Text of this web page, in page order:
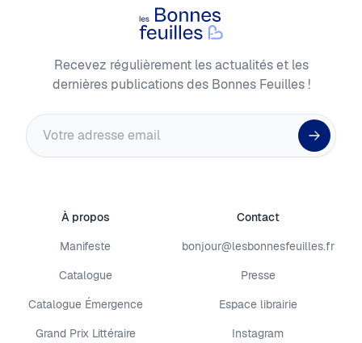
Les Bonnes Feuilles
Recevez régulièrement les actualités et les
dernières publications des Bonnes Feuilles !
Adresse email
À propos
Manifeste
Catalogue
Catalogue Émergence
Grand Prix Littéraire
Contact
bonjour@lesbonnesfeuilles.fr
Presse
Espace librairie
Instagram